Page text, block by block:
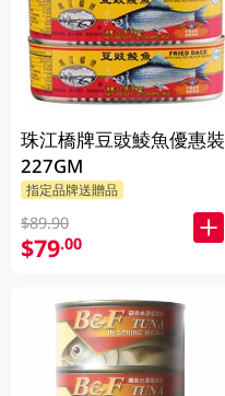
珠江橋牌豆豉鯪魚優惠裝
227GM
指定品牌送贈品
$89.90
$79.00